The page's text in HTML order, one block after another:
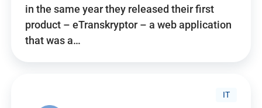
in the same year they released their first
product – eTranskryptor – a web application
that was a…
IT